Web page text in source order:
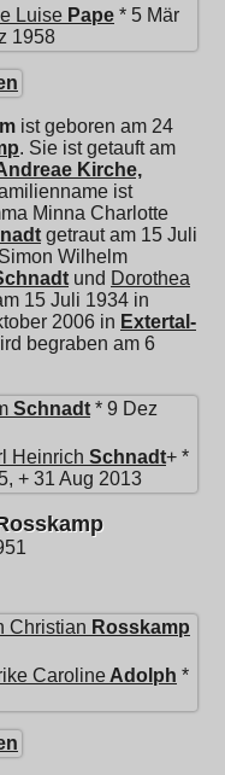
Luise Pape * 5 Mär
1958
ist geboren am 24
. Sie ist getauft am
Kirche,
ist
Minna Charlotte
getraut am 15 Juli
Simon Wilhelm
und Dorothea
15 Juli 1934 in
2006 in Extertal-
begraben am 6
Schnadt * 9 Dez
Heinrich Schnadt+ *
+ 31 Aug 2013
Christian Rosskamp
Caroline Adolph *